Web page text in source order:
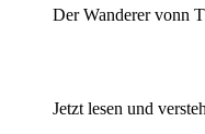
Der Wanderer vonn
Jetzt lesen und